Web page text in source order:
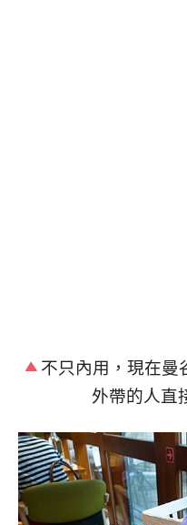
不只內用，現在曼
外帶的人直